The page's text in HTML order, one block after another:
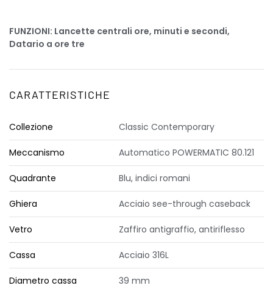
FUNZIONI: Lancette centrali ore, minuti e secondi,
Datario a ore tre
CARATTERISTICHE
Collezione Classic Contemporary
Meccanismo Automatico POWERMATIC 80.121
Quadrante Blu, indici romani
Ghiera Acciaio see-through caseback
Vetro Zaffiro antigraffio, antiriflesso
Cassa Acciaio 316L
Diametro cassa 39 mm